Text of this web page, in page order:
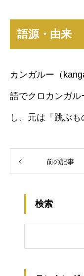
語源・由来
カンガルー（
語でクロカンガ
し、元は「跳ぶも
前の記事
検索